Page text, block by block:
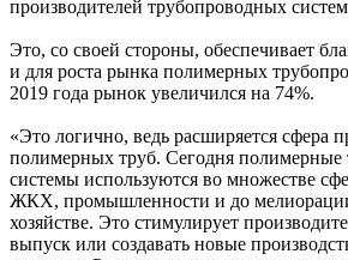
производителей трубопроводных
Это, со своей стороны, обеспечивает
и для роста рынка полимерных
2019 года рынок увеличился на 74%.
«Это логично, ведь расширяется сфера
полимерных труб. Сегодня полимерные
системы используются во множестве
ЖКХ, промышленности и до
хозяйстве. Это стимулирует
выпуск или создавать новые